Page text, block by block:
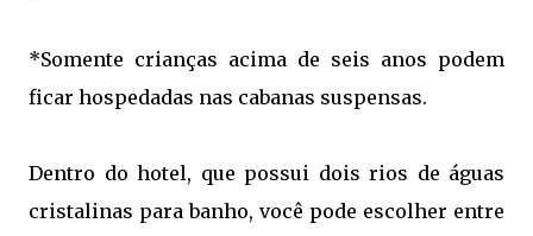
*Somente crianças acima de seis anos podem
ficar hospedadas nas cabanas suspensas.
Dentro do hotel, que possui dois rios de águas
cristalinas para banho, você pode escolher entre